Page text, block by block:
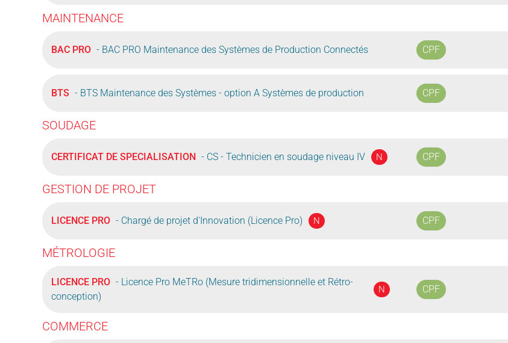
MAINTENANCE
BAC PRO - BAC PRO Maintenance des Systèmes de Production Connectés CPF
BTS - BTS Maintenance des Systèmes - option A Systèmes de production CPF
SOUDAGE
CERTIFICAT DE SPECIALISATION - CS - Technicien en soudage niveau IV N CPF
GESTION DE PROJET
LICENCE PRO - Chargé de projet d'Innovation (Licence Pro) N CPF
MÉTROLOGIE
LICENCE PRO - Licence Pro MeTRo (Mesure tridimensionnelle et Rétro-
conception)
N CPF
COMMERCE